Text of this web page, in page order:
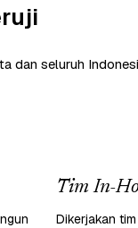
dan seluruh
Tim In-
Dikerjakan